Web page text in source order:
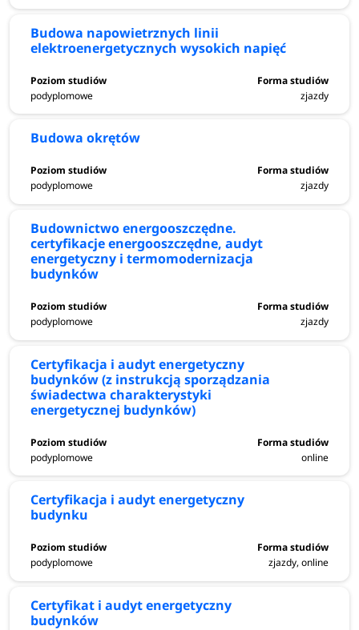
Budowa napowietrznych linii
elektroenergetycznych wysokich napięć
podyplomowe zjazdy
Budowa okrętów
podyplomowe zjazdy
Budownictwo energooszczędne.
certyfikacje energooszczędne, audyt
energetyczny i termomodernizacja
budynków
podyplomowe zjazdy
Certyfikacja i audyt energetyczny
budynków (z instrukcją sporządzania
świadectwa charakterystyki
energetycznej budynków)
podyplomowe online
Certyfikacja i audyt energetyczny
budynku
podyplomowe zjazdy, online
Certyfikat i audyt energetyczny
budynków